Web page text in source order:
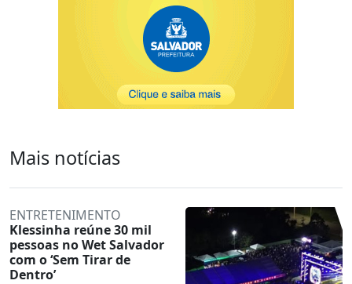
Mais notícias
ENTRETENIMENTO
Klessinha reúne 30 mil
pessoas no Wet Salvador
com o ‘Sem Tirar de
Dentro’